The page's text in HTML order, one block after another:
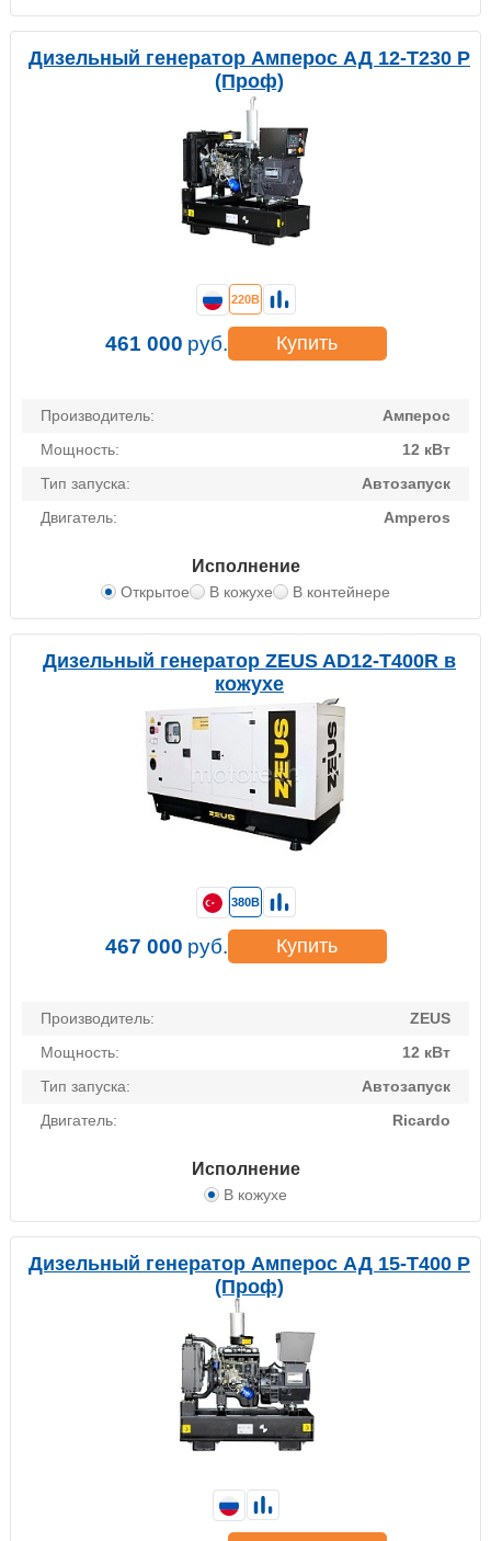
Дизельный генератор Амперос АД 12-Т230 P
(Проф)
Производитель:
Амперос
Мощность:
12 кВт
Тип запуска:
Автозапуск
Двигатель:
Amperos
Исполнение
Открытое В кожухе В контейнере
220В
461 000 руб. Купить
Дизельный генератор ZEUS AD12-T400R в
кожухе
Производитель:
ZEUS
Мощность:
12 кВт
Тип запуска:
Автозапуск
Двигатель:
Ricardo
Исполнение
В кожухе
380В
467 000 руб. Купить
Дизельный генератор Амперос АД 15-Т400 P
(Проф)